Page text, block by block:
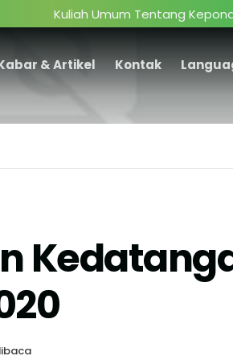
& Artikel Kontak
Kuliah Umum Tentang